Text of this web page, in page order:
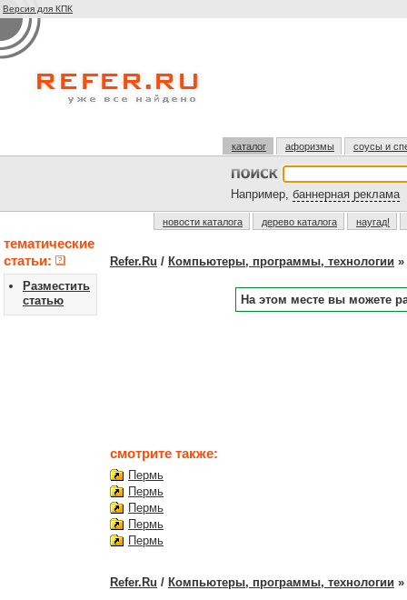
Версия для КПК
каталог афоризмы соусы и
Например, баннерная реклама
новости каталога дерево каталога наугад!
тематические
статьи:
Разместить
статью
Refer.Ru / Компьютеры, программы, технологии »
На этом месте вы можете
смотрите также:
Пермь
Пермь
Пермь
Пермь
Пермь
Refer.Ru / Компьютеры, программы, технологии »